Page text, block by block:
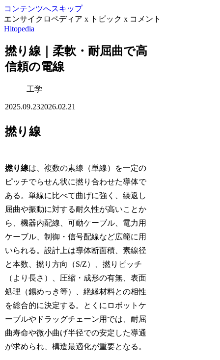
コンテンツへスキップ
エンサイクロペディア x トピック x コメント
Hitopedia
撚り線｜柔軟・耐屈曲で高
信頼の電線
工学
2025.09.232026.02.21
撚り線
撚り線は、複数の素線（単線）を一定の
ピッチでらせん状に撚り合わせた導体で
ある。単線に比べて曲げに強く、繰返し
屈曲や振動に対する耐久性が高いことか
ら、機器内配線、可動ケーブル、電力用
ケーブル、制御・信号配線など広範に用
いられる。設計上は導体断面積、素線径
と本数、撚り方向（S/Z）、撚りピッチ
（より長さ）、圧縮・成形の有無、表面
処理（錫めっき等）、絶縁材料との相性
を総合的に決定する。とくにロボットケ
ーブルやドラッグチェーン用では、耐屈
曲寿命や微小曲げ半径での安定した導通
が求められ、構造最適化が重要となる。